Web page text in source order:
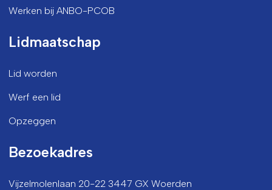
Werken bij ANBO-PCOB
Lidmaatschap
Lid worden
Werf een lid
Opzeggen
Bezoekadres
Vijzelmolenlaan 20-22 3447 GX Woerden